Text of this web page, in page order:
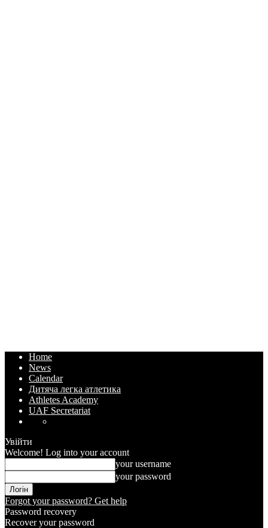
Home
News
Calendar
Дитяча легка атлетика
Athletes Academy
UAF Secretariat
Увійти
Welcome! Log into your account
your username
your password
Forgot your password? Get help
Password recovery
Recover your password